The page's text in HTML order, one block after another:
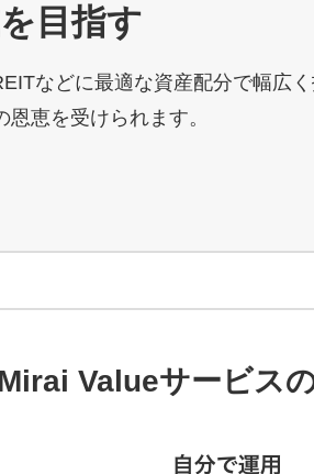
目指す
などに最適な資産配分で幅広
恵を受けられます。
Valueサービス